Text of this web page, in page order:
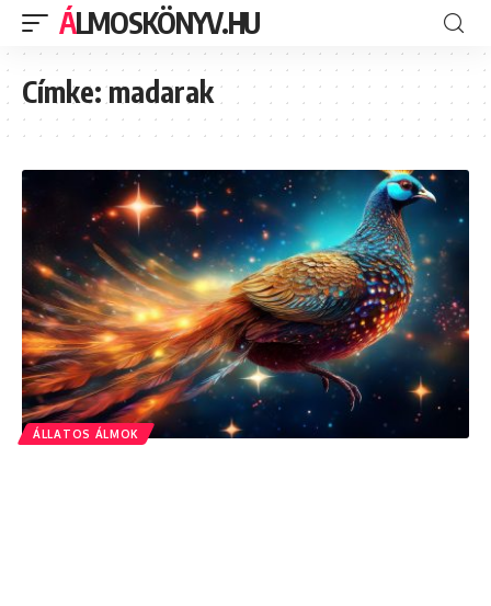
ÁLMOSKÖNYV.HU
Címke:madarak
ÁLLATOS ÁLMOK